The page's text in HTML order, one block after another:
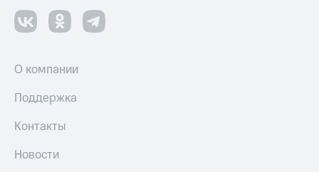
О компании
Поддержка
Контакты
Новости